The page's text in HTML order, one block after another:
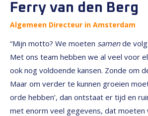
Ferry van den Berg
Algemeen Directeur in Amsterdam
“Mijn motto? We moeten samende
Met ons team hebben we al veel voor
ook nog voldoende kansen. Zonde om
Maar om verder te kunnen groeien
orde hebben’, dan ontstaat er tijd en
met enorm veel gegevens, dat moeten